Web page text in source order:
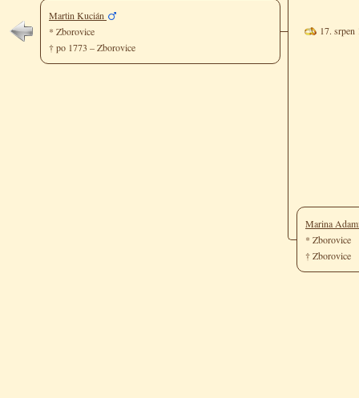
Martin Kucián
* Zborovice
† po 1773 – Zborovice
17.
Marina
* Zborovice
† Zborovice